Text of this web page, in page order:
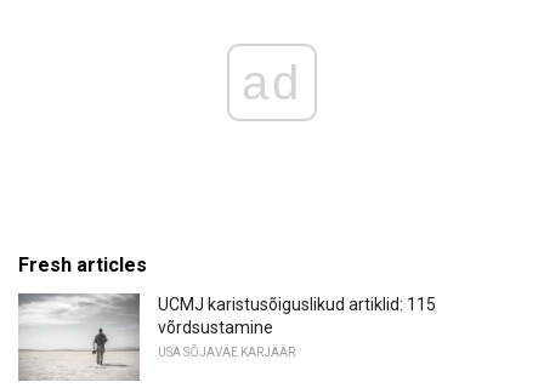
ad
Fresh articles
UCMJ karistusõiguslikud artiklid: 115
võrdsustamine
USA SÕJAVÄE KARJÄÄR